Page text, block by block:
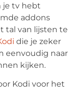
je tv hebt
addons
tal van lijsten te
die je zeker
eenvoudig naar
kijken.